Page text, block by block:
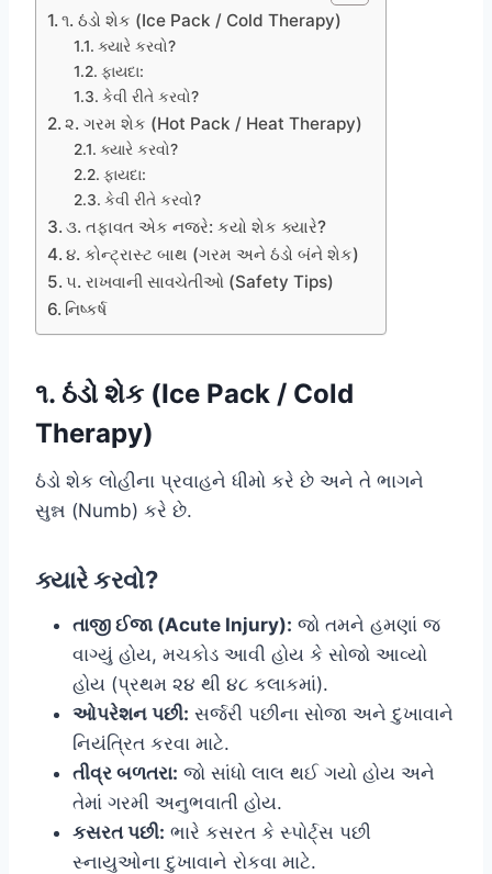
૧. ઠંડો શેક (Ice Pack / Cold Therapy)
ક્યારે કરવો?
ફાયદા:
કેવી રીતે કરવો?
૨. ગરમ શેક (Hot Pack / Heat Therapy)
ક્યારે કરવો?
ફાયદા:
કેવી રીતે કરવો?
૩. તફાવત એક નજરે: કયો શેક ક્યારે?
૪. કોન્ટ્રાસ્ટ બાથ (ગરમ અને ઠંડો બંને શેક)
૫. રાખવાની સાવચેતીઓ (Safety Tips)
નિષ્કર્ષ
૧. ઠંડો શેક (Ice Pack / Cold
Therapy)
ઠંડો શેક લોહીના પ્રવાહને ધીમો કરે છે અને તે ભાગને
સુન્ન (Numb) કરે છે.
ક્યારે કરવો?
તાજી ઈજા (Acute Injury): જો તમને હમણાં જ
વાગ્યું હોય, મચકોડ આવી હોય કે સોજો આવ્યો
હોય (પ્રથમ ૨૪ થી ૪૮ કલાકમાં).
ઓપરેશન પછી: સર્જરી પછીના સોજા અને દુખાવાને
નિયંત્રિત કરવા માટે.
તીવ્ર બળતરા: જો સાંધો લાલ થઈ ગયો હોય અને
તેમાં ગરમી અનુભવાતી હોય.
કસરત પછી: ભારે કસરત કે સ્પોર્ટ્સ પછી
સ્નાયુઓના દુખાવાને રોકવા માટે.